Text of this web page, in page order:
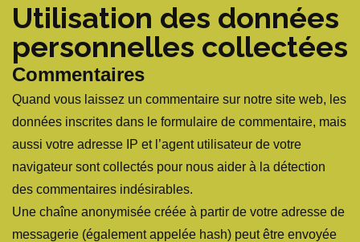
Utilisation des données
personnelles collectées
Commentaires
Quand vous laissez un commentaire sur notre site web, les
données inscrites dans le formulaire de commentaire, mais
aussi votre adresse IP et l’agent utilisateur de votre
navigateur sont collectés pour nous aider à la détection
des commentaires indésirables.
Une chaîne anonymisée créée à partir de votre adresse de
messagerie (également appelée hash) peut être envoyée